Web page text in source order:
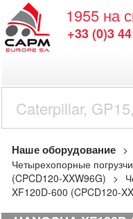
1955 на
+33 (0)3
Наше оборудование
Четырехопорные
(CPCD120-XXW96G)
XF120D-600 (CPCD120-